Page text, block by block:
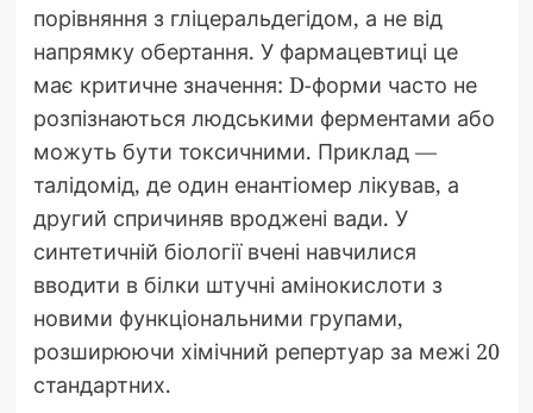
порівняння з гліцеральдегідом, а не від
напрямку обертання. У фармацевтиці це
має критичне значення: D-форми часто не
розпізнаються людськими ферментами або
можуть бути токсичними. Приклад —
талідомід, де один енантіомер лікував, а
другий спричиняв вроджені вади. У
синтетичній біології вчені навчилися
вводити в білки штучні амінокислоти з
новими функціональними групами,
розширюючи хімічний репертуар за межі 20
стандартних.